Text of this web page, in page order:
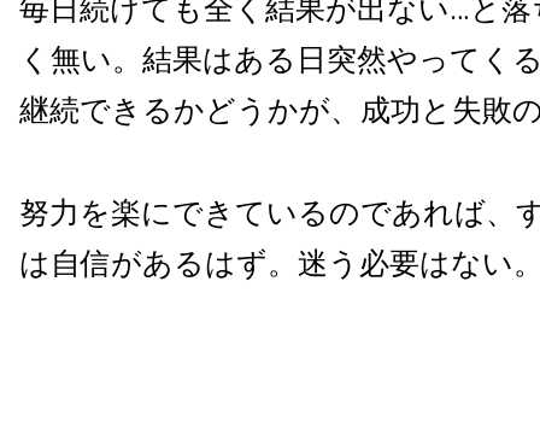
毎日続けても全く結果が出ない…と
く無い。結果はある日突然やってく
継続できるかどうかが、成功と失敗
努力を楽にできているのであれば、
は自信があるはず。迷う必要はない